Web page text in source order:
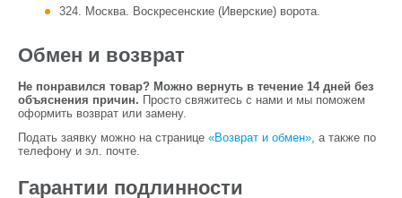
324. Москва. Воскресенские (Иверские) ворота.
Обмен и возврат
Не понравился товар? Можно вернуть в течение 14 дней без
объяснения причин. Просто свяжитесь с нами и мы поможем
оформить возврат или замену.
Подать заявку можно на странице «Возврат и обмен», а также по
телефону и эл. почте.
Гарантии подлинности